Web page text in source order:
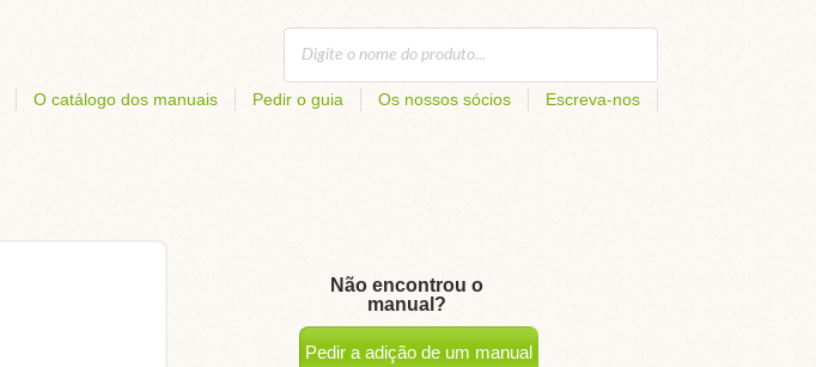
O catálogo dos manuais Pedir o guia Os nossos sócios Escreva-nos
Não encontrou o
manual?
Pedir a adição de um manual